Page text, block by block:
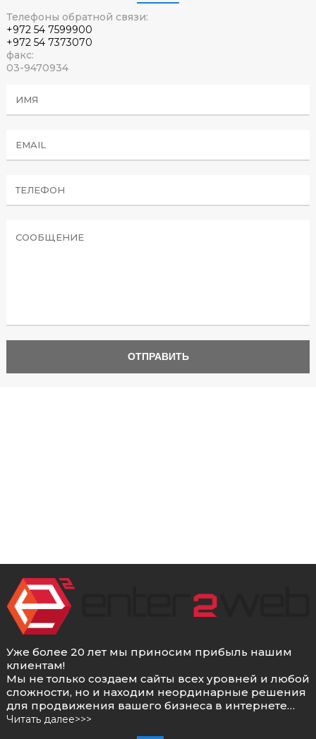
Телефоны обратной связи:
+972 54 7599900
+972 54 7373070
факс:
03-9470934
Уже более 20 лет мы приносим прибыль нашим
клиентам!
Мы не только создаем сайты всех уровней и любой
сложности, но и находим неординарные решения
для продвижения вашего бизнеса в интернете…
Читать далее>>>